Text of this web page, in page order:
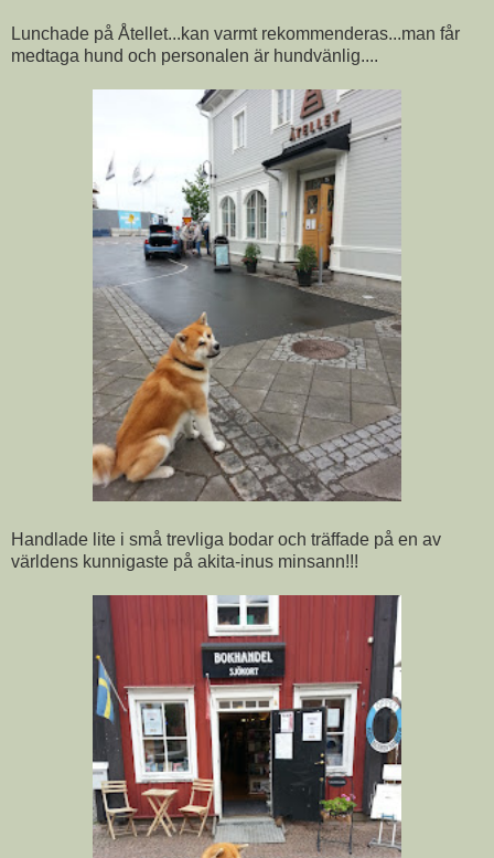
Lunchade på Åtellet...kan varmt rekommenderas...man får
medtaga hund och personalen är hundvänlig....
Handlade lite i små trevliga bodar och träffade på en av
världens kunnigaste på akita-inus minsann!!!